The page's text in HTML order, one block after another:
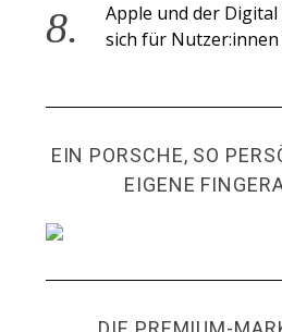
Apple und der
sich für
EIN PORSCHE, SO
EIGENE